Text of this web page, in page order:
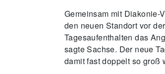
Gemeinsam mit Diakonie-
den neuen Standort vor
Tagesaufenthalten das
sagte Sachse. Der neue
damit fast doppelt so groß